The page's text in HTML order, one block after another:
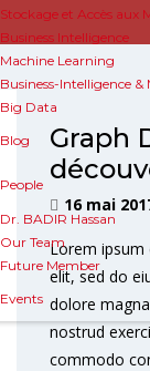
Stockage et Accès aux
Business Intelligence
Machine Learning
Business-Intelligence &
Big Data
Blog
People
Dr. BADIR Hassan
Our Team
Future Member
Events
Graph
16 mai
Lorem
elit, sed do
dolore
nostrud
commodo